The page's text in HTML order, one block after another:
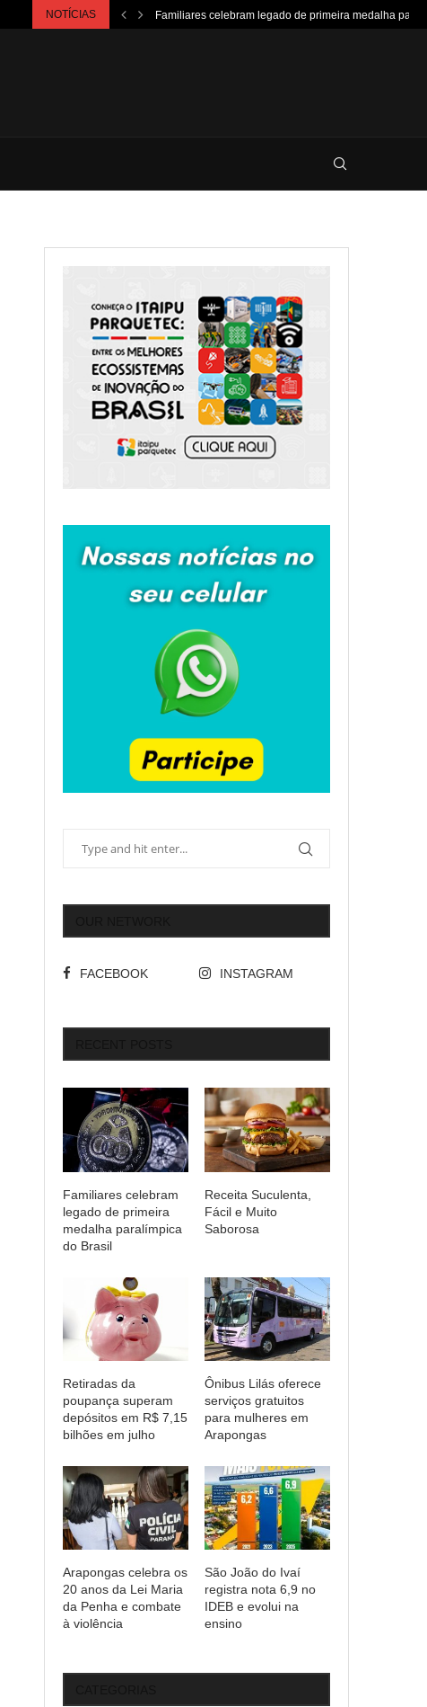
NOTÍCIAS Familiares celebram legado de primeira medalha
FACEBOOK INSTAGRAM
Familiares celebram
legado de primeira
medalha paralímpica
do Brasil
Receita Suculenta,
Fácil e Muito
Saborosa
Retiradas da
poupança superam
depósitos em R$ 7,15
bilhões em julho
Ônibus Lilás oferece
serviços gratuitos
para mulheres em
Arapongas
Arapongas celebra os
20 anos da Lei Maria
da Penha e combate
à violência
São João do Ivaí
registra nota 6,9 no
IDEB e evolui na
ensino